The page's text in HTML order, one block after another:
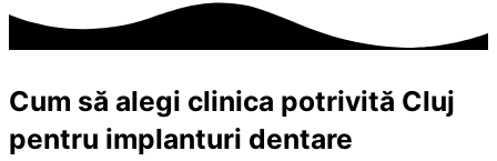
Cum să alegi clinica potrivită Cluj
pentru implanturi dentare